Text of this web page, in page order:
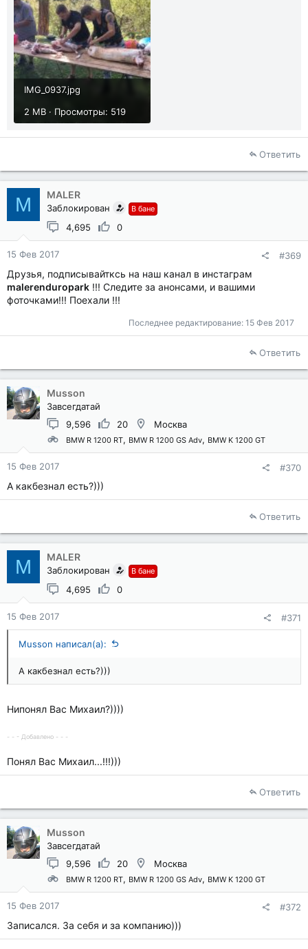
IMG_0937.jpg
2 MB · Просмотры: 519
Ответить
M MALER
Заблокирован В бане
4,695 0
15 Фев 2017 #369
Друзья, подписывайтксь на наш канал в инстаграм
malerenduropark !!! Следите за анонсами, и вашими
фоточками!!! Поехали !!!
Последнее редактирование: 15 Фев 2017
Ответить
Musson
Завсегдатай
9,596
20 Москва
BMW R 1200 RT BMW R 1200 GS Adv BMW K 1200 GT
15 Фев 2017 #370
А какбезнал есть?)))
Ответить
M MALER
Заблокирован В бане
4,695 0
15 Фев 2017 #371
Musson написал(а):
А какбезнал есть?)))
Нипонял Вас Михаил?))))
- - - Добавлено - - -
Понял Вас Михаил...!!!)))
Ответить
Musson
Завсегдатай
9,596
20 Москва
BMW R 1200 RT BMW R 1200 GS Adv BMW K 1200 GT
15 Фев 2017 #372
Записался. За себя и за компанию)))